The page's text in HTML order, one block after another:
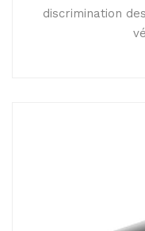
discrimination